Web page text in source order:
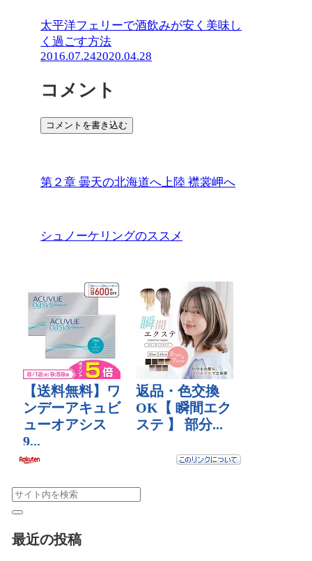
太平洋フェリーで酒飲みが安く美味し
く過ごす方法
2016.07.242020.04.28
コメント
コメントを書き込む
第２章 曇天の北海道へ上陸 襟裳岬へ
シュノーケリングのススメ
最近の投稿